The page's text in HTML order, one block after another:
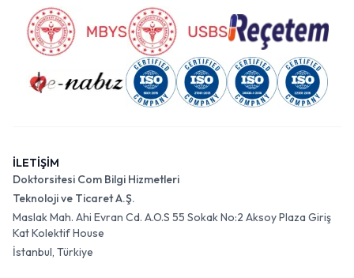
İLETİŞİM
Doktorsitesi Com Bilgi Hizmetleri
Teknoloji ve Ticaret A.Ş.
Maslak Mah. Ahi Evran Cd. A.O.S 55 Sokak No:2 Aksoy Plaza Giriş
Kat Kolektif House
İstanbul, Türkiye